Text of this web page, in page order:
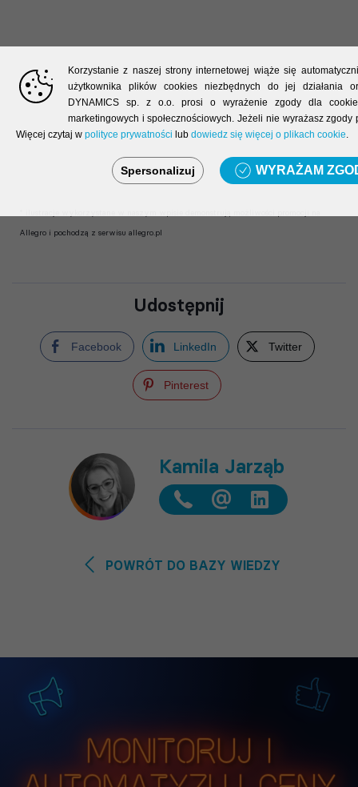
Allegro i pochodzą z serwisu allegro.pl
Udostępnij
Facebook LinkedIn Twitter
Pinterest
Kamila Jarząb
@
POWRÓT DO BAZY WIEDZY
Monitoruj i
Korzystanie z naszej strony internetowej wiąże się
użytkownika plików cookies niezbędnych do jej działania
DYNAMICS sp. z o.o. prosi o wyrażenie zgody dla
marketingowych i społecznościowych. Jeżeli nie wyrażasz
Więcej czytaj w polityce prywatności lub dowiedz się więcej o plikach cookie.
Spersonalizuj WYRAŻAM